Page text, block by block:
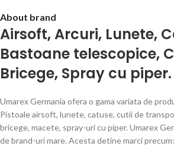
About brand
Airsoft,Arcuri, Lunete,
Bastoane telescopice,
Bricege, Spray cu piper.
Umarex Germania ofera o gama variata de
Pistoale airsoft, lunete, catuse, cutii de
bricege, macete, spray-uri cu piper. Umarex
de brand-uri mare. Acesta detine marci